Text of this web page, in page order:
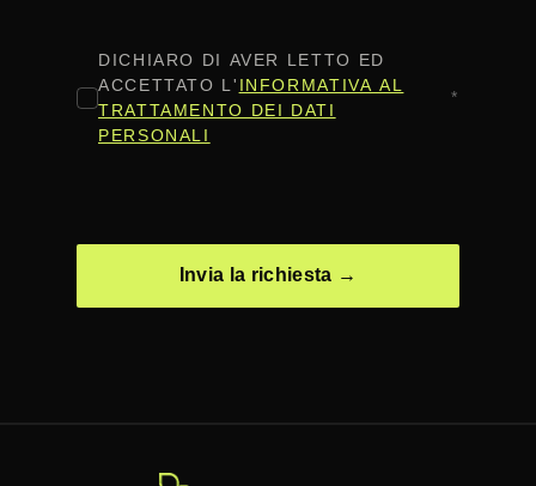
CONSENSO*
DICHIARO DI AVER LETTO ED
ACCETTATO L' INFORMATIVA AL
TRATTAMENTO DEI DATI
PERSONALI
*